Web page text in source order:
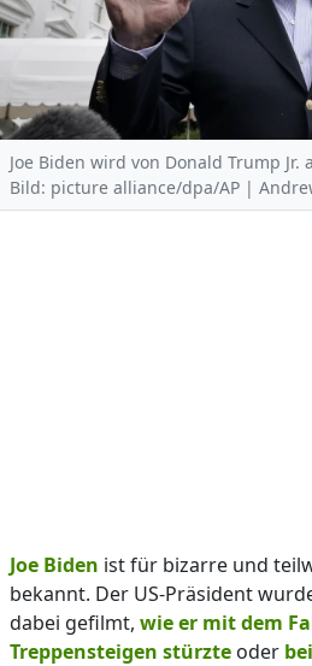
Joe Biden wird von Donald Trump
Bild: picture alliance/dpa/AP |
Joe Biden ist für bizarre und
bekannt. Der US-Präsident
dabei gefilmt, wie er mit dem
Treppensteigen stürzte oder